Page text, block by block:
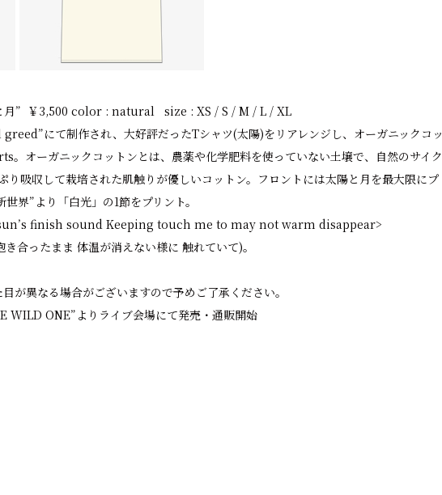
月” ￥3,500 color : natural size : XS / S / M / L / XL
にて制作され、大好評だったTシャツ(太陽)をリアレンジし、オーガニックコッ
。オーガニックコットンとは、農薬や化学肥料を使っていない土壌で、自然のサイク
り吸収して栽培された肌触りが優しいコットン。フロントには太陽と月を最大限にプ
界”より「白光」の1節をプリント。
finish sound Keeping touch me to may not warm disappear>
合ったまま 体温が消えない様に 触れていて)。
が異なる場合がございますので予めご了承ください。
ONE”よりライブ会場にて発売・通販開始